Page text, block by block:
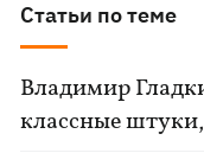
Статьи по теме
Владимир
классные